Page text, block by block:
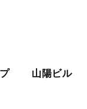
山陽ビル